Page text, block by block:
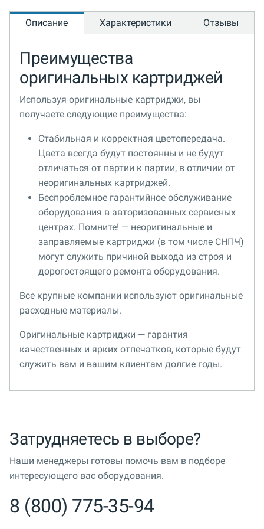
Описание Характеристики Отзывы
Преимущества
оригинальных картриджей
Используя оригинальные картриджи, вы
получаете следующие преимущества:
Стабильная и корректная цветопередача.
Цвета всегда будут постоянны и не будут
отличаться от партии к партии, в отличии от
неоригинальных картриджей.
Беспроблемное гарантийное обслуживание
оборудования в авторизованных сервисных
центрах. Помните! — неоригинальные и
заправляемые картриджи (в том числе СНПЧ)
могут служить причиной выхода из строя и
дорогостоящего ремонта оборудования.
Все крупные компании используют оригинальные
расходные материалы.
Оригинальные картриджи — гарантия
качественных и ярких отпечатков, которые будут
служить вам и вашим клиентам долгие годы.
Затрудняетесь в выборе?
Наши менеджеры готовы помочь вам в подборе
интересующего вас оборудования.
8 (800) 775-35-94